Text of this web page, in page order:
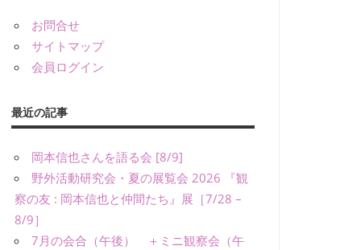
お問合せ
サイトマップ
会員ログイン
最近の記事
岡本信也さんを語る会 [8/9]
野外活動研究会・夏の展覧会 2026 『観
察の友 : 岡本信也と仲間たち』展［7/28 –
8/9］
7月の会合（午後） ＋ミニ観察会（午